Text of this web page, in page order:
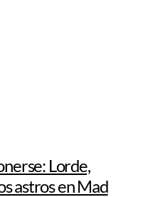
Lorde,
astros en Mad